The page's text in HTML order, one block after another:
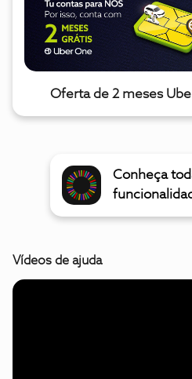
Oferta de 2 meses
Conheça
Vídeos de ajuda